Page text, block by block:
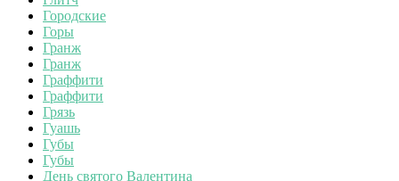
Городские
Горы
Гранж
Гранж
Граффити
Граффити
Грязь
Гуашь
Губы
Губы
День святого Валентина